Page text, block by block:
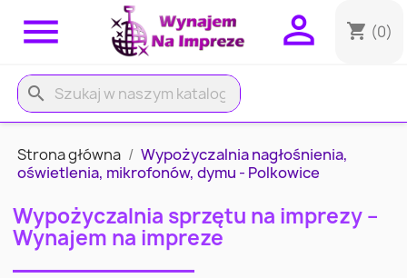
 shopping_cart (0)

search
Strona główna
Wypożyczalnia nagłośnienia,
oświetlenia, mikrofonów, dymu - Polkowice
Wypożyczalnia sprzętu na imprezy –
Wynajem na impreze